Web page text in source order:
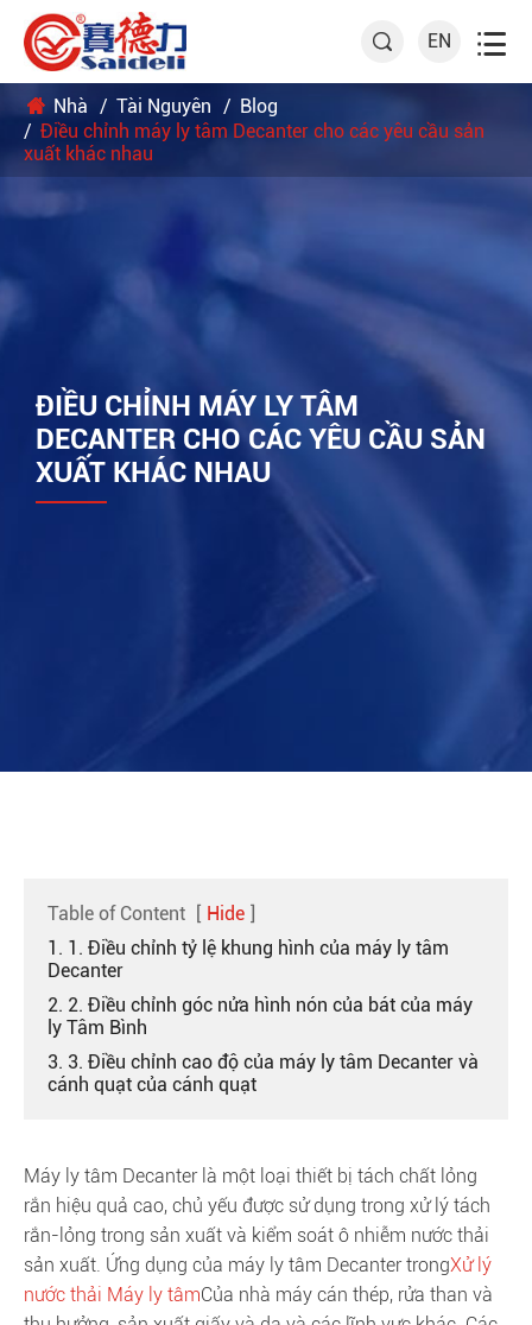
 EN 
Nhà Tài Nguyên
Blog
Điều chỉnh máy ly tâm Decanter cho các yêu cầu sản
xuất khác nhau
ĐIỀU CHỈNH MÁY LY TÂM
DECANTER CHO CÁC YÊU CẦU SẢN
XUẤT KHÁC NHAU
Table of Content [ Hide ]
1. 1. Điều chỉnh tỷ lệ khung hình của máy ly tâm
Decanter
2. 2. Điều chỉnh góc nửa hình nón của bát của máy
ly Tâm Bình
3. 3. Điều chỉnh cao độ của máy ly tâm Decanter và
cánh quạt của cánh quạt
Máy ly tâm Decanter là một loại thiết bị tách chất lỏng
rắn hiệu quả cao, chủ yếu được sử dụng trong xử lý tách
rắn-lỏng trong sản xuất và kiểm soát ô nhiễm nước thải
sản xuất. Ứng dụng của máy ly tâm Decanter trongXử lý
nước thải Máy ly tâmCủa nhà máy cán thép, rửa than và